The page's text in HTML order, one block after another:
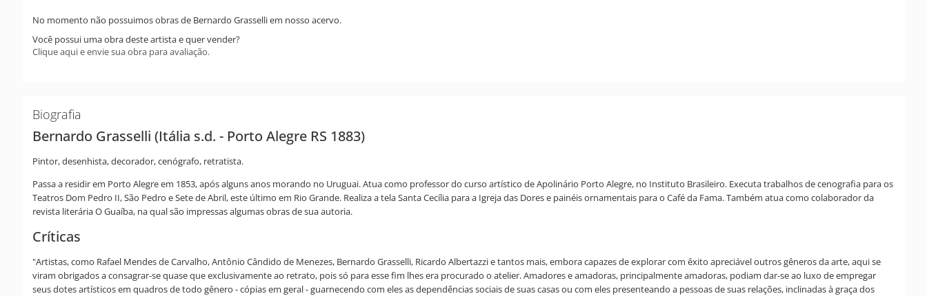
No momento não possuimos obras de Bernardo Grasselli em nosso acervo.
Você possui uma obra deste artista e quer vender?
Clique aqui e envie sua obra para avaliação.
Biografia
Bernardo Grasselli (Itália s.d. - Porto Alegre RS 1883)
Pintor, desenhista, decorador, cenógrafo, retratista.
Passa a residir em Porto Alegre em 1853, após alguns anos morando no Uruguai. Atua como professor do curso artístico de Apolinário Porto Alegre, no Instituto Brasileiro. Executa trabalhos de cenografia para os
Teatros Dom Pedro II, São Pedro e Sete de Abril, este último em Rio Grande. Realiza a tela Santa Cecília para a Igreja das Dores e painéis ornamentais para o Café da Fama. Também atua como colaborador da
revista literária O Guaíba, na qual são impressas algumas obras de sua autoria.
Críticas
"Artistas, como Rafael Mendes de Carvalho, Antônio Cândido de Menezes, Bernardo Grasselli, Ricardo Albertazzi e tantos mais, embora capazes de explorar com êxito apreciável outros gêneros da arte, aqui se
viram obrigados a consagrar-se quase que exclusivamente ao retrato, pois só para esse fim lhes era procurado o atelier. Amadores e amadoras, principalmente amadoras, podiam dar-se ao luxo de empregar
seus dotes artísticos em quadros de todo gênero - cópias em geral - guarnecendo com eles as dependências sociais de suas casas ou com eles presenteando a pessoas de suas relações, inclinadas à graça dos